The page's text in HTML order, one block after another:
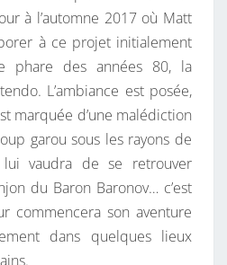
O
S
T
S
U
R
C
O
M
M
à l’automne 2017 où Matt
à ce projet initialement
phare des années 80, la
L’ambiance est posée,
marquée d’une malédiction
garou sous les rayons de
vaudra de se retrouver
du Baron Baronov… c’est
commencera son aventure
dans quelques lieux